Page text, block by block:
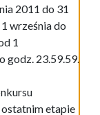
2011 do 31
września do
1
godz. 23.59.59.
etapie